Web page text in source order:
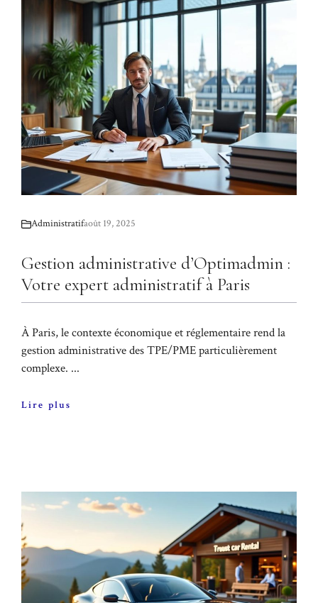
Administratifaoût 19, 2025
Gestion administrative d’Optimadmin :
Votre expert administratif à Paris
À Paris, le contexte économique et réglementaire rend la
gestion administrative des TPE/PME particulièrement
complexe. ...
Lire plus